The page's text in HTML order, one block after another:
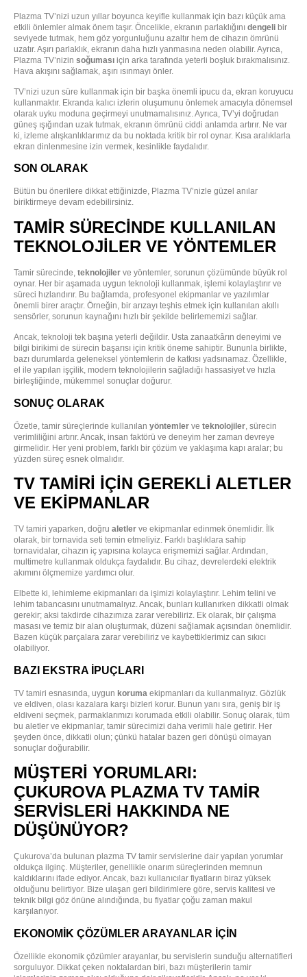
Plazma TV’nizi uzun yıllar boyunca keyifle kullanmak için bazı küçük ama
etkili önlemler almak önem taşır. Öncelikle, ekranın parlaklığını dengeli bir
seviyede tutmak, hem göz yorgunluğunu azaltır hem de cihazın ömrünü
uzatır. Aşırı parlaklık, ekranın daha hızlı yanmasına neden olabilir. Ayrıca,
Plazma TV’nizin soğuması için arka tarafında yeterli boşluk bırakmalısınız.
Hava akışını sağlamak, aşırı ısınmayı önler.
TV’nizi uzun süre kullanmak için bir başka önemli ipucu da, ekran koruyucu
kullanmaktır. Ekranda kalıcı izlerin oluşumunu önlemek amacıyla dönemsel
olarak uyku moduna geçirmeyi unutmamalısınız. Ayrıca, TV’yi doğrudan
güneş ışığından uzak tutmak, ekranın ömrünü ciddi anlamda artırır. Ne var
ki, izleme alışkanlıklarımız da bu noktada kritik bir rol oynar. Kısa aralıklarla
ekran dinlenmesine izin vermek, kesinlikle faydalıdır.
SON OLARAK
Bütün bu önerilere dikkat ettiğinizde, Plazma TV’nizle güzel anılar
biriktirmeye devam edebilirsiniz.
TAMIR SÜRECINDE KULLANILAN
TEKNOLOJILER VE YÖNTEMLER
Tamir sürecinde, teknolojiler ve yöntemler, sorunun çözümünde büyük rol
oynar. Her bir aşamada uygun teknoloji kullanmak, işlemi kolaylaştırır ve
süreci hızlandırır. Bu bağlamda, profesyonel ekipmanlar ve yazılımlar
önemli birer araçtır. Örneğin, bir arızayı teşhis etmek için kullanılan akıllı
sensörler, sorunun kaynağını hızlı bir şekilde belirlememizi sağlar.
Ancak, teknoloji tek başına yeterli değildir. Usta zanaatkârın deneyimi ve
bilgi birikimi de sürecin başarısı için kritik öneme sahiptir. Bununla birlikte,
bazı durumlarda geleneksel yöntemlerin de katkısı yadsınamaz. Özellikle,
el ile yapılan işçilik, modern teknolojilerin sağladığı hassasiyet ve hızla
birleştiğinde, mükemmel sonuçlar doğurur.
SONUÇ OLARAK
Özetle, tamir süreçlerinde kullanılan yöntemler ve teknolojiler , sürecin
verimliliğini artırır. Ancak, insan faktörü ve deneyim her zaman devreye
girmelidir. Her yeni problem, farklı bir çözüm ve yaklaşıma kapı aralar; bu
yüzden süreç esnek olmalıdır.
TV TAMIRI İÇIN GEREKLI ALETLER
VE EKIPMANLAR
TV tamiri yaparken, doğru aletler ve ekipmanlar edinmek önemlidir. İlk
olarak, bir tornavida seti temin etmeliyiz. Farklı başlıklara sahip
tornavidalar, cihazın iç yapısına kolayca erişmemizi sağlar. Ardından,
multimetre kullanmak oldukça faydalıdır. Bu cihaz, devrelerdeki elektrik
akımını ölçmemize yardımcı olur.
Elbette ki, lehimleme ekipmanları da işimizi kolaylaştırır. Lehim telini ve
lehim tabancasını unutmamalıyız. Ancak, bunları kullanırken dikkatli olmak
gerekir; aksi takdirde cihazımıza zarar verebiliriz. Ek olarak, bir çalışma
masası ve temiz bir alan oluşturmak, düzeni sağlamak açısından önemlidir.
Bazen küçük parçalara zarar verebiliriz ve kaybettiklerimiz can sıkıcı
olabiliyor.
BAZI EKSTRA İPUÇLARI
TV tamiri esnasında, uygun koruma ekipmanları da kullanmalıyız. Gözlük
ve eldiven, olası kazalara karşı bizleri korur. Bunun yanı sıra, geniş bir iş
eldiveni seçmek, parmaklarımızı korumada etkili olabilir. Sonuç olarak, tüm
bu aletler ve ekipmanlar, tamir sürecimizi daha verimli hale getirir. Her
şeyden önce, dikkatli olun; çünkü hatalar bazen geri dönüşü olmayan
sonuçlar doğurabilir.
MÜŞTERI YORUMLARI:
ÇUKUROVA PLAZMA TV TAMIR
SERVISLERI HAKKINDA NE
DÜŞÜNÜYOR?
Çukurova’da bulunan plazma TV tamir servislerine dair yapılan yorumlar
oldukça ilginç. Müşteriler, genellikle onarım süreçlerinden memnun
kaldıklarını ifade ediyor. Ancak, bazı kullanıcılar fiyatların biraz yüksek
olduğunu belirtiyor. Bize ulaşan geri bildirimlere göre, servis kalitesi ve
teknik bilgi göz önüne alındığında, bu fiyatlar çoğu zaman makul
karşılanıyor.
EKONOMIK ÇÖZÜMLER ARAYANLAR IÇIN
Özellikle ekonomik çözümler arayanlar, bu servislerin sunduğu alternatifleri
sorguluyor. Dikkat çeken noktalardan biri, bazı müşterilerin tamir